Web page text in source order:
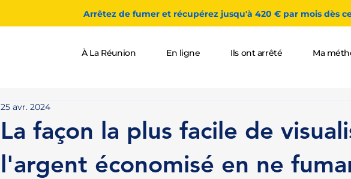
Arrêtez de fumer et récupérez jusqu'à 420 € par mois dès
À La Réunion En ligne Ils ont arrêté Ma
La façon la plus facile de
l'argent économisé en ne
25 avr. 2024